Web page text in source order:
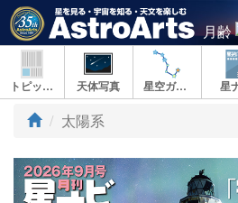
月齢
トピックス 天体写真 星空ガイド 星
太陽系